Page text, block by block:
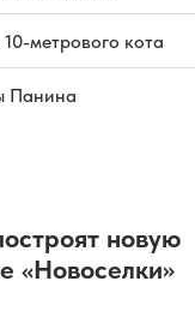
метрового кота
Панина
новую
«Новоселки»